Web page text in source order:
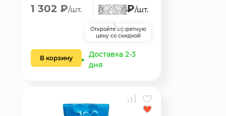
1 302 ₽/шт. ₽/шт.
Откройте секретную
цену со скидкой
В корзину
Доставка 2-3
дня